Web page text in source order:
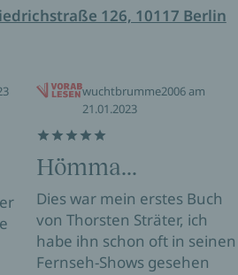
126, 10117 Berlin
wuchtbrumme2006 am
21.01.2023
Hömma...
Dies war mein erstes Buch
von Thorsten Sträter, ich
habe ihn schon oft in seinen
Fernseh-Shows gesehen